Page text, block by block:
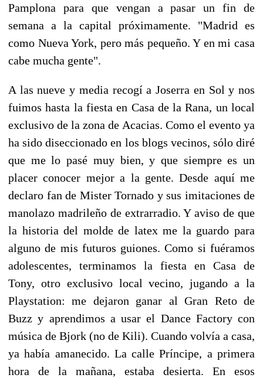
Pamplona para que vengan a pasar un fin de
semana a la capital próximamente. "Madrid es
como Nueva York, pero más pequeño. Y en mi casa
cabe mucha gente".
A las nueve y media recogí a Joserra en Sol y nos
fuimos hasta la fiesta en Casa de la Rana, un local
exclusivo de la zona de Acacias. Como el evento ya
ha sido diseccionado en los blogs vecinos, sólo diré
que me lo pasé muy bien, y que siempre es un
placer conocer mejor a la gente. Desde aquí me
declaro fan de Mister Tornado y sus imitaciones de
manolazo madrileño de extrarradio. Y aviso de que
la historia del molde de latex me la guardo para
alguno de mis futuros guiones. Como si fuéramos
adolescentes, terminamos la fiesta en Casa de
Tony, otro exclusivo local vecino, jugando a la
Playstation: me dejaron ganar al Gran Reto de
Buzz y aprendimos a usar el Dance Factory con
música de Bjork (no de Kili). Cuando volvía a casa,
ya había amanecido. La calle Príncipe, a primera
hora de la mañana, estaba desierta. En esos